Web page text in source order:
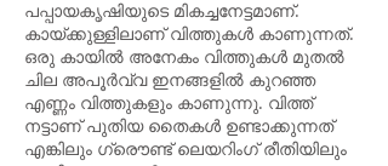
പപ്പായകൃഷിയുടെ മികച്ചനേട്ടമാണ്.
കായ്ക്കുള്ളിലാണ് വിത്തുകൾ കാണുന്നത്.
ഒരു കായിൽ അനേകം വിത്തുകൾ മുതൽ
ചില അപൂർവ്വ ഇനങ്ങളിൽ കുറഞ്ഞ
എണ്ണം വിത്തുകളും കാണുന്നു. വിത്ത്
നട്ടാണ് പുതിയ തൈകൾ ഉണ്ടാക്കുന്നത്
എങ്കിലും ഗ്രൌണ്ട് ലെയറിംഗ് രീതിയിലും